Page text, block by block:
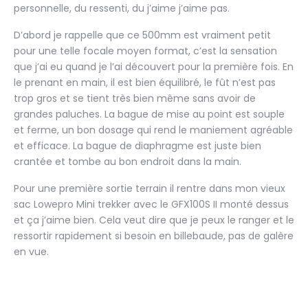
personnelle, du ressenti, du j’aime j’aime pas.
D’abord je rappelle que ce 500mm est vraiment petit
pour une telle focale moyen format, c’est la sensation
que j’ai eu quand je l’ai découvert pour la première fois. En
le prenant en main, il est bien équilibré, le fût n’est pas
trop gros et se tient très bien même sans avoir de
grandes paluches. La bague de mise au point est souple
et ferme, un bon dosage qui rend le maniement agréable
et efficace. La bague de diaphragme est juste bien
crantée et tombe au bon endroit dans la main.
Pour une première sortie terrain il rentre dans mon vieux
sac Lowepro Mini trekker avec le GFX100S II monté dessus
et ça j’aime bien. Cela veut dire que je peux le ranger et le
ressortir rapidement si besoin en billebaude, pas de galère
en vue.